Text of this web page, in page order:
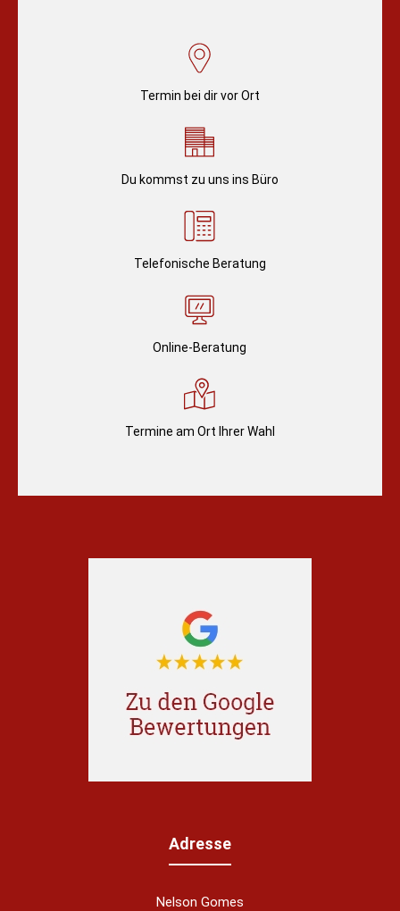
Termin bei dir vor Ort
Du kommst zu uns ins Büro
Telefonische Beratung
Online-Beratung
Termine am Ort Ihrer Wahl
Adresse
Nelson Gomes